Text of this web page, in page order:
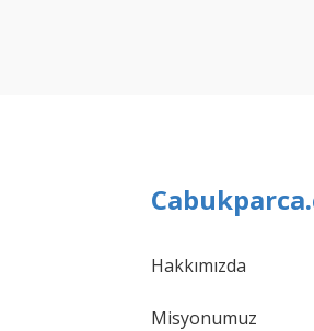
Hakkımızda
Misyonumuz